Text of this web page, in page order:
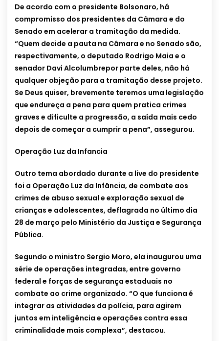
De acordo com o presidente Bolsonaro, há
compromisso dos presidentes da Câmara e do
Senado em acelerar a tramitação da medida.
“Quem decide a pauta na Câmara e no Senado são,
respectivamente, o deputado Rodrigo Maia e o
senador Davi Alcolumbrepor parte deles, não há
qualquer objeção para a tramitação desse projeto.
Se Deus quiser, brevemente teremos uma legislação
que endureça a pena para quem pratica crimes
graves e dificulte a progressão, a saída mais cedo
depois de começar a cumprir a pena”, assegurou.
Operação Luz da Infancia
Outro tema abordado durante a live do presidente
foi a Operação Luz da Infância, de combate aos
crimes de abuso sexual e exploração sexual de
crianças e adolescentes, deflagrada no último dia
28 de março pelo Ministério da Justiça e Segurança
Pública.
Segundo o ministro Sergio Moro, ela inaugurou uma
série de operações integradas, entre governo
federal e forças de segurança estaduais no
combate ao crime organizado. “O que funciona é
integrar as atividades da polícia, para agirem
juntos em inteligência e operações contra essa
criminalidade mais complexa”, destacou.